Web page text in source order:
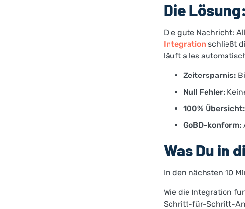
Die
Die gute Nachricht:
Integration schließt
läuft alles
Zeitersparnis:
Null Fehler:
100% Übersicht:
GoBD-konform:
Was Du in
In den nächsten 10
Wie die Integration
Schritt-für-Schritt-